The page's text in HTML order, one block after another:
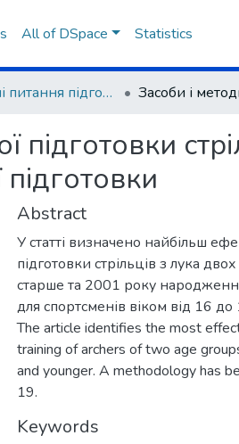
All of DSpace Statistics
Актуальні питання підготовки фахівців фізичної культури та спорту і спортсменів в олімпійських і неолімпійських видах спорту
підготовки
підготовки
Abstract
У статті визначено найбільш
підготовки стрільців з лука
старше та 2001 року
для спортсменів віком від 16 до
The article identifies the most
training of archers of two age
and younger. A methodology has
19.
Keywords